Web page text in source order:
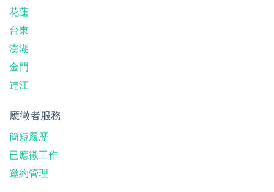
花蓮
台東
澎湖
金門
連江
應徵者服務
簡短履歷
已應徵工作
邀約管理